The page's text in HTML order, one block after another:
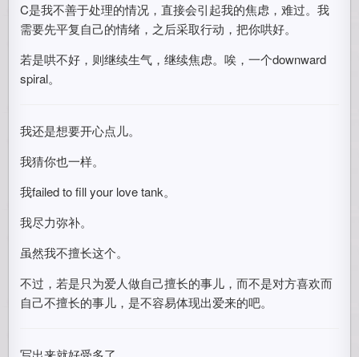
C是我不善于处理的情况，直接会引起我的焦虑，难过。我
需要先平复自己的情绪，之后采取行动，把你哄好。
若是哄不好，则继续生气，继续焦虑。唉，一个downward
spiral。
我还是想要开心点儿。
我猜你也一样。
我failed to fill your love tank。
我尽力弥补。
虽然我不擅长这个。
不过，若是只为爱人做自己擅长的事儿，而不是对方喜欢而
自己不擅长的事儿，是不容易体现出爱来的吧。